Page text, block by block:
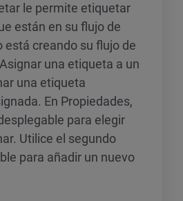
le permite etiquetar
están en su flujo de
está creando su flujo de
una etiqueta a un
una etiqueta
En Propiedades,
para elegir
Utilice el segundo
para añadir un nuevo